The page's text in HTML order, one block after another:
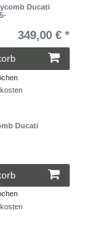
Ducati
349,00 € *
Ducati